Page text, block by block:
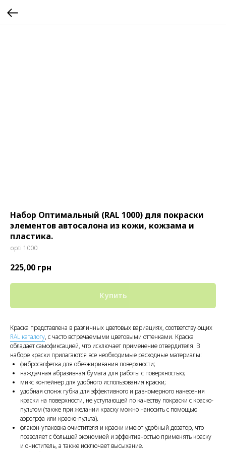
Набор Оптимальный (RAL 1000) для покраски
элементов автосалона из кожи, кожзама и
пластика.
opti 1000
225,00 грн
Купить
Краска представлена в различных цветовых вариациях, соответствующих
RAL каталогу, с часто встречаемыми цветовыми оттенками. Краска
обладает самофиксацией, что исключает применение отвердителя. В
наборе краски прилагаются все необходимые расходные материалы:
фибросалфетка для обезжиривания поверхности;
наждачная абразивная бумага для работы с поверхностью;
микс контейнер для удобного использования краски;
удобная спонж губка для эффективного и равномерного нанесения
краски на поверхности, не уступающей по качеству покраски с краско-
пультом (также при желании краску можно наносить с помощью
аэрогрфа или краско-пульта).
флакон-упаковка очистителя и краски имеют удобный дозатор, что
позволяет с большей экономией и эффективностью применять краску
и очиститель, а также исключает высыхание.